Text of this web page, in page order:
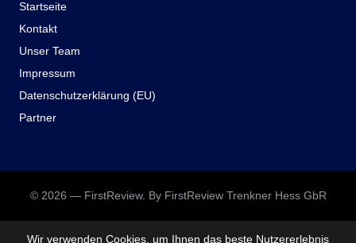
Startseite
Kontakt
Unser Team
Impressum
Datenschutzerklärung (EU)
Partner
© 2026 — FirstReview. By FirstReview Trenkner Hess GbR
Wir verwenden Cookies, um Ihnen das beste Nutzererlebnis